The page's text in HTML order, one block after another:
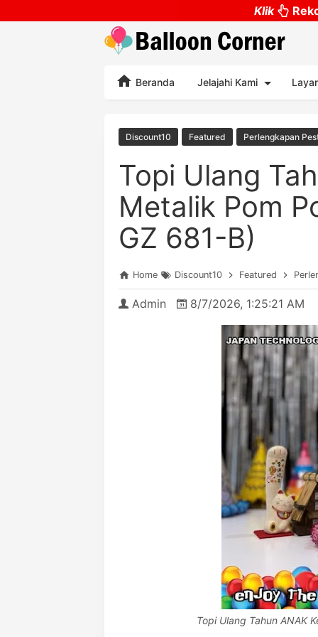
Klik
Beranda Jelajahi Kami
Discount10 Featured Perlengkapan
Topi Ulang
Metalik Pom
GZ 681-B)
Home Discount10 Featured
Admin 8/7/2026, 1:25:21 AM
Topi Ulang Tahun ANAK